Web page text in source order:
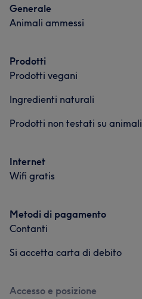
Generale
Animali ammessi
Prodotti
Prodotti vegani
Ingredienti naturali
Prodotti non testati su animali
Internet
Wifi gratis
Metodi di pagamento
Contanti
Si accetta carta di debito
Accesso e posizione